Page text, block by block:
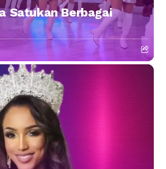
Satukan Berbagai